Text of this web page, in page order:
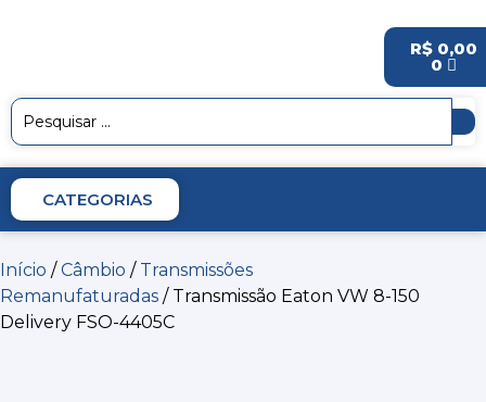
R$0,00
0
CATEGORIAS
Início /Câmbio / Transmissões
Remanufaturadas / Transmissão Eaton VW 8-150
Delivery FSO-4405C